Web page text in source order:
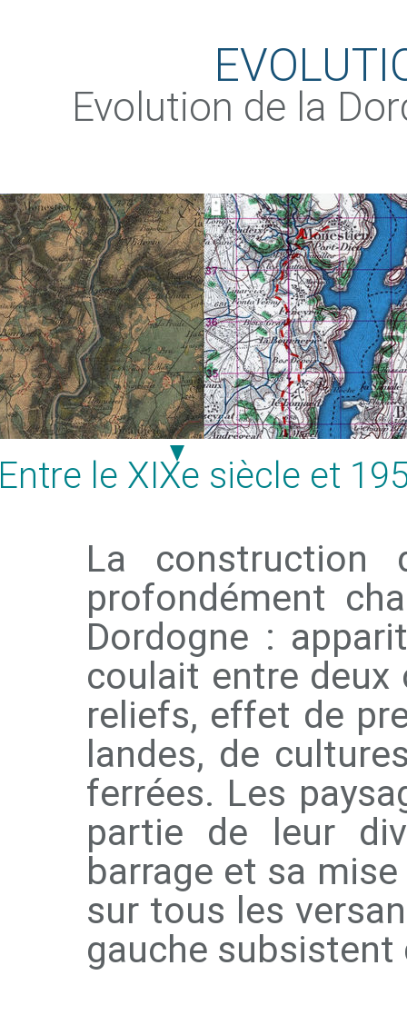
Evolution de la
le XIXe siècle et
La construction
profondément
Dordogne :
coulait entre deux
reliefs, effet de
landes, de
ferrées. Les
partie de leur
barrage et sa
sur tous les
gauche subsistent